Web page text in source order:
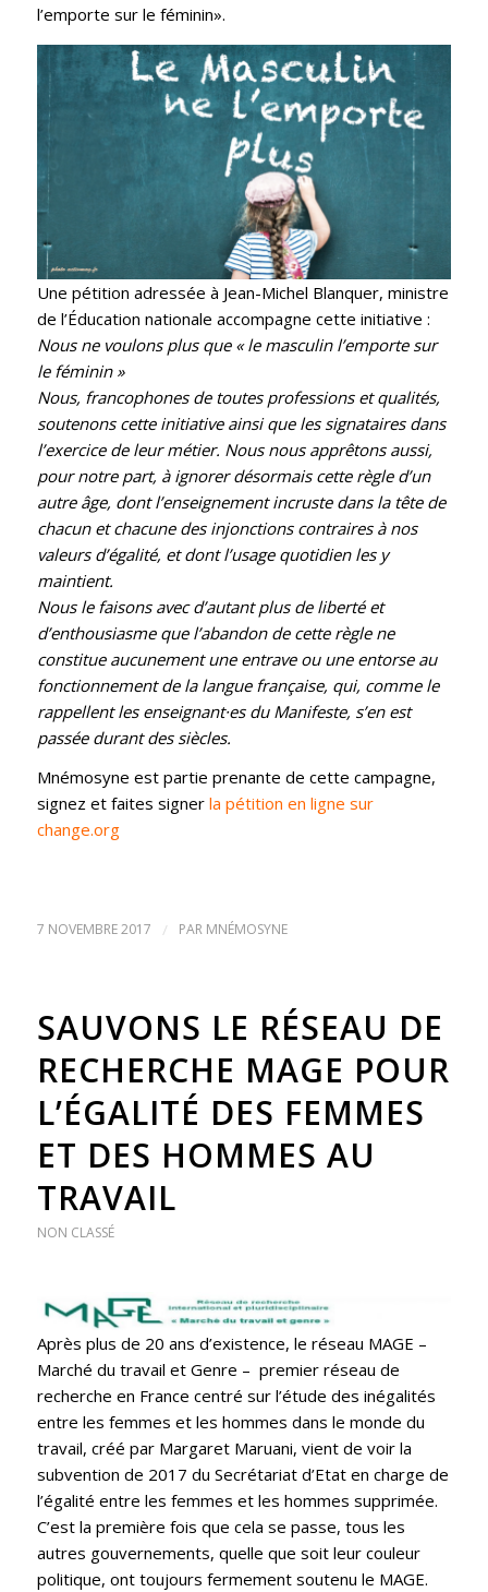
l’emporte sur le féminin».
Une pétition adressée à Jean-Michel Blanquer, ministre
de l’Éducation nationale accompagne cette initiative :
Nous ne voulons plus que « le masculin l’emporte sur
le féminin »
Nous, francophones de toutes professions et qualités,
soutenons cette initiative ainsi que les signataires dans
l’exercice de leur métier. Nous nous apprêtons aussi,
pour notre part, à ignorer désormais cette règle d’un
autre âge, dont l’enseignement incruste dans la tête de
chacun et chacune des injonctions contraires à nos
valeurs d’égalité, et dont l’usage quotidien les y
maintient.
Nous le faisons avec d’autant plus de liberté et
d’enthousiasme que l’abandon de cette règle ne
constitue aucunement une entrave ou une entorse au
fonctionnement de la langue française, qui, comme le
rappellent les enseignant·es du Manifeste, s’en est
passée durant des siècles.
Mnémosyne est partie prenante de cette campagne,
signez et faites signer la pétition en ligne sur
change.org
7 NOVEMBRE 2017 / PAR MNÉMOSYNE
SAUVONS LE RÉSEAU DE
RECHERCHE MAGE POUR
L’ÉGALITÉ DES FEMMES
ET DES HOMMES AU
TRAVAIL
NON CLASSÉ
Après plus de 20 ans d’existence, le réseau MAGE –
Marché du travail et Genre – premier réseau de
recherche en France centré sur l’étude des inégalités
entre les femmes et les hommes dans le monde du
travail, créé par Margaret Maruani, vient de voir la
subvention de 2017 du Secrétariat d’Etat en charge de
l’égalité entre les femmes et les hommes supprimée.
C’est la première fois que cela se passe, tous les
autres gouvernements, quelle que soit leur couleur
politique, ont toujours fermement soutenu le MAGE.